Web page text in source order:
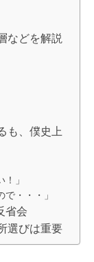
などを解説
も、僕史上
」
・・・」
省会
選びは重要